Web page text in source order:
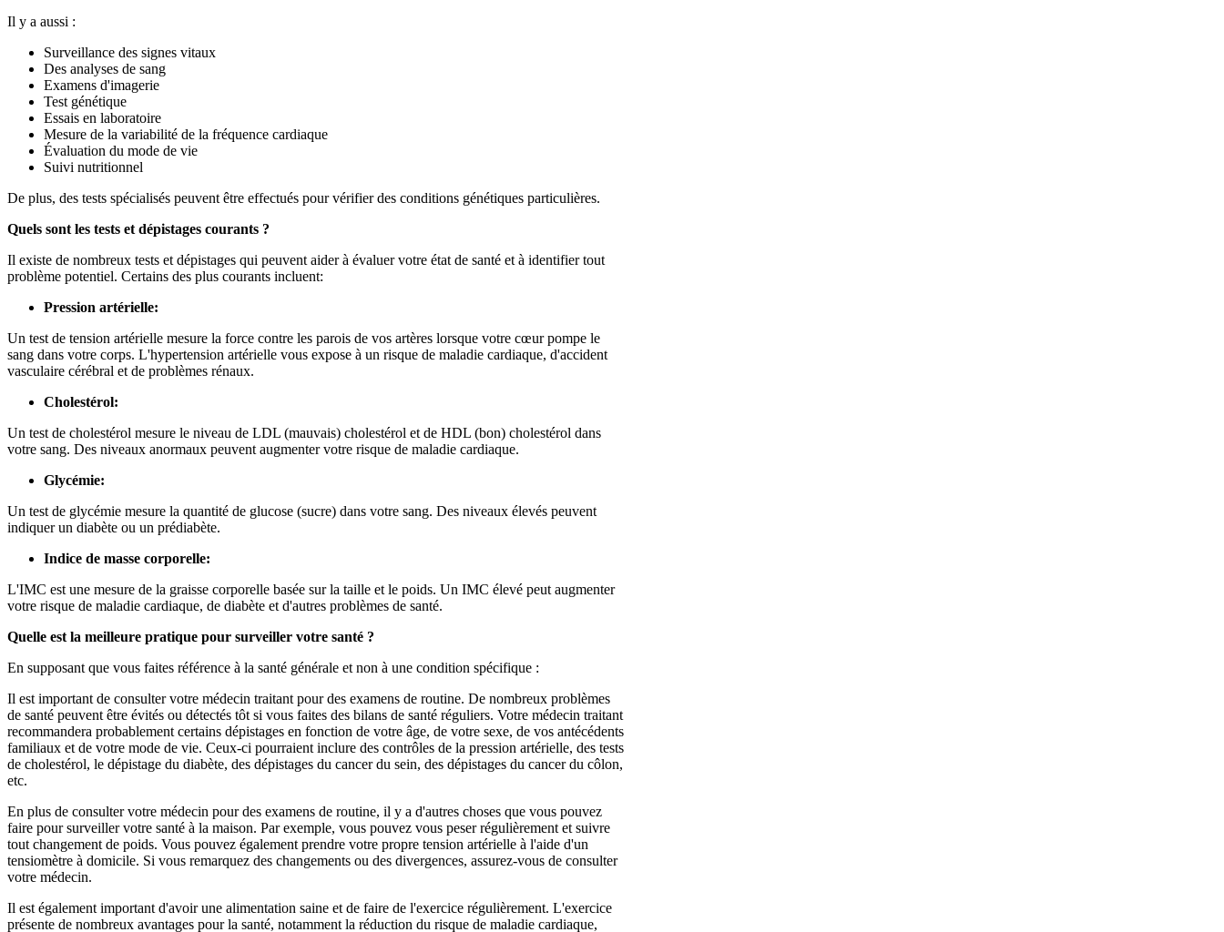
Il y a aussi :
Surveillance des signes vitaux
Des analyses de sang
Examens d'imagerie
Test génétique
Essais en laboratoire
Mesure de la variabilité de la fréquence cardiaque
Évaluation du mode de vie
Suivi nutritionnel
De plus, des tests spécialisés peuvent être effectués pour vérifier des conditions génétiques particulières.
Quels sont les tests et dépistages courants ?
Il existe de nombreux tests et dépistages qui peuvent aider à évaluer votre état de santé et à identifier tout
problème potentiel. Certains des plus courants incluent:
Pression artérielle:
Un test de tension artérielle mesure la force contre les parois de vos artères lorsque votre cœur pompe le
sang dans votre corps. L'hypertension artérielle vous expose à un risque de maladie cardiaque, d'accident
vasculaire cérébral et de problèmes rénaux.
Cholestérol:
Un test de cholestérol mesure le niveau de LDL (mauvais) cholestérol et de HDL (bon) cholestérol dans
votre sang. Des niveaux anormaux peuvent augmenter votre risque de maladie cardiaque.
Glycémie:
Un test de glycémie mesure la quantité de glucose (sucre) dans votre sang. Des niveaux élevés peuvent
indiquer un diabète ou un prédiabète.
Indice de masse corporelle:
L'IMC est une mesure de la graisse corporelle basée sur la taille et le poids. Un IMC élevé peut augmenter
votre risque de maladie cardiaque, de diabète et d'autres problèmes de santé.
Quelle est la meilleure pratique pour surveiller votre santé ?
En supposant que vous faites référence à la santé générale et non à une condition spécifique :
Il est important de consulter votre médecin traitant pour des examens de routine. De nombreux problèmes
de santé peuvent être évités ou détectés tôt si vous faites des bilans de santé réguliers. Votre médecin traitant
recommandera probablement certains dépistages en fonction de votre âge, de votre sexe, de vos antécédents
familiaux et de votre mode de vie. Ceux-ci pourraient inclure des contrôles de la pression artérielle, des tests
de cholestérol, le dépistage du diabète, des dépistages du cancer du sein, des dépistages du cancer du côlon,
etc.
En plus de consulter votre médecin pour des examens de routine, il y a d'autres choses que vous pouvez
faire pour surveiller votre santé à la maison. Par exemple, vous pouvez vous peser régulièrement et suivre
tout changement de poids. Vous pouvez également prendre votre propre tension artérielle à l'aide d'un
tensiomètre à domicile. Si vous remarquez des changements ou des divergences, assurez-vous de consulter
votre médecin.
Il est également important d'avoir une alimentation saine et de faire de l'exercice régulièrement. L'exercice
présente de nombreux avantages pour la santé, notamment la réduction du risque de maladie cardiaque,